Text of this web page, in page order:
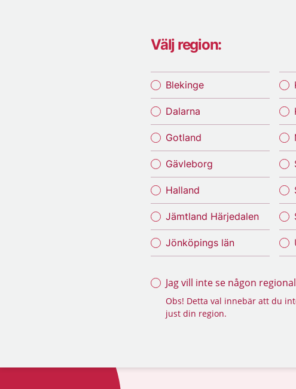
Välj region:
Blekinge
Dalarna
Gotland
Gävleborg
Halland
Jämtland Härjedalen
Jönköpings län
Jag vill inte se någon
Obs! Detta val innebär att du
just din region.